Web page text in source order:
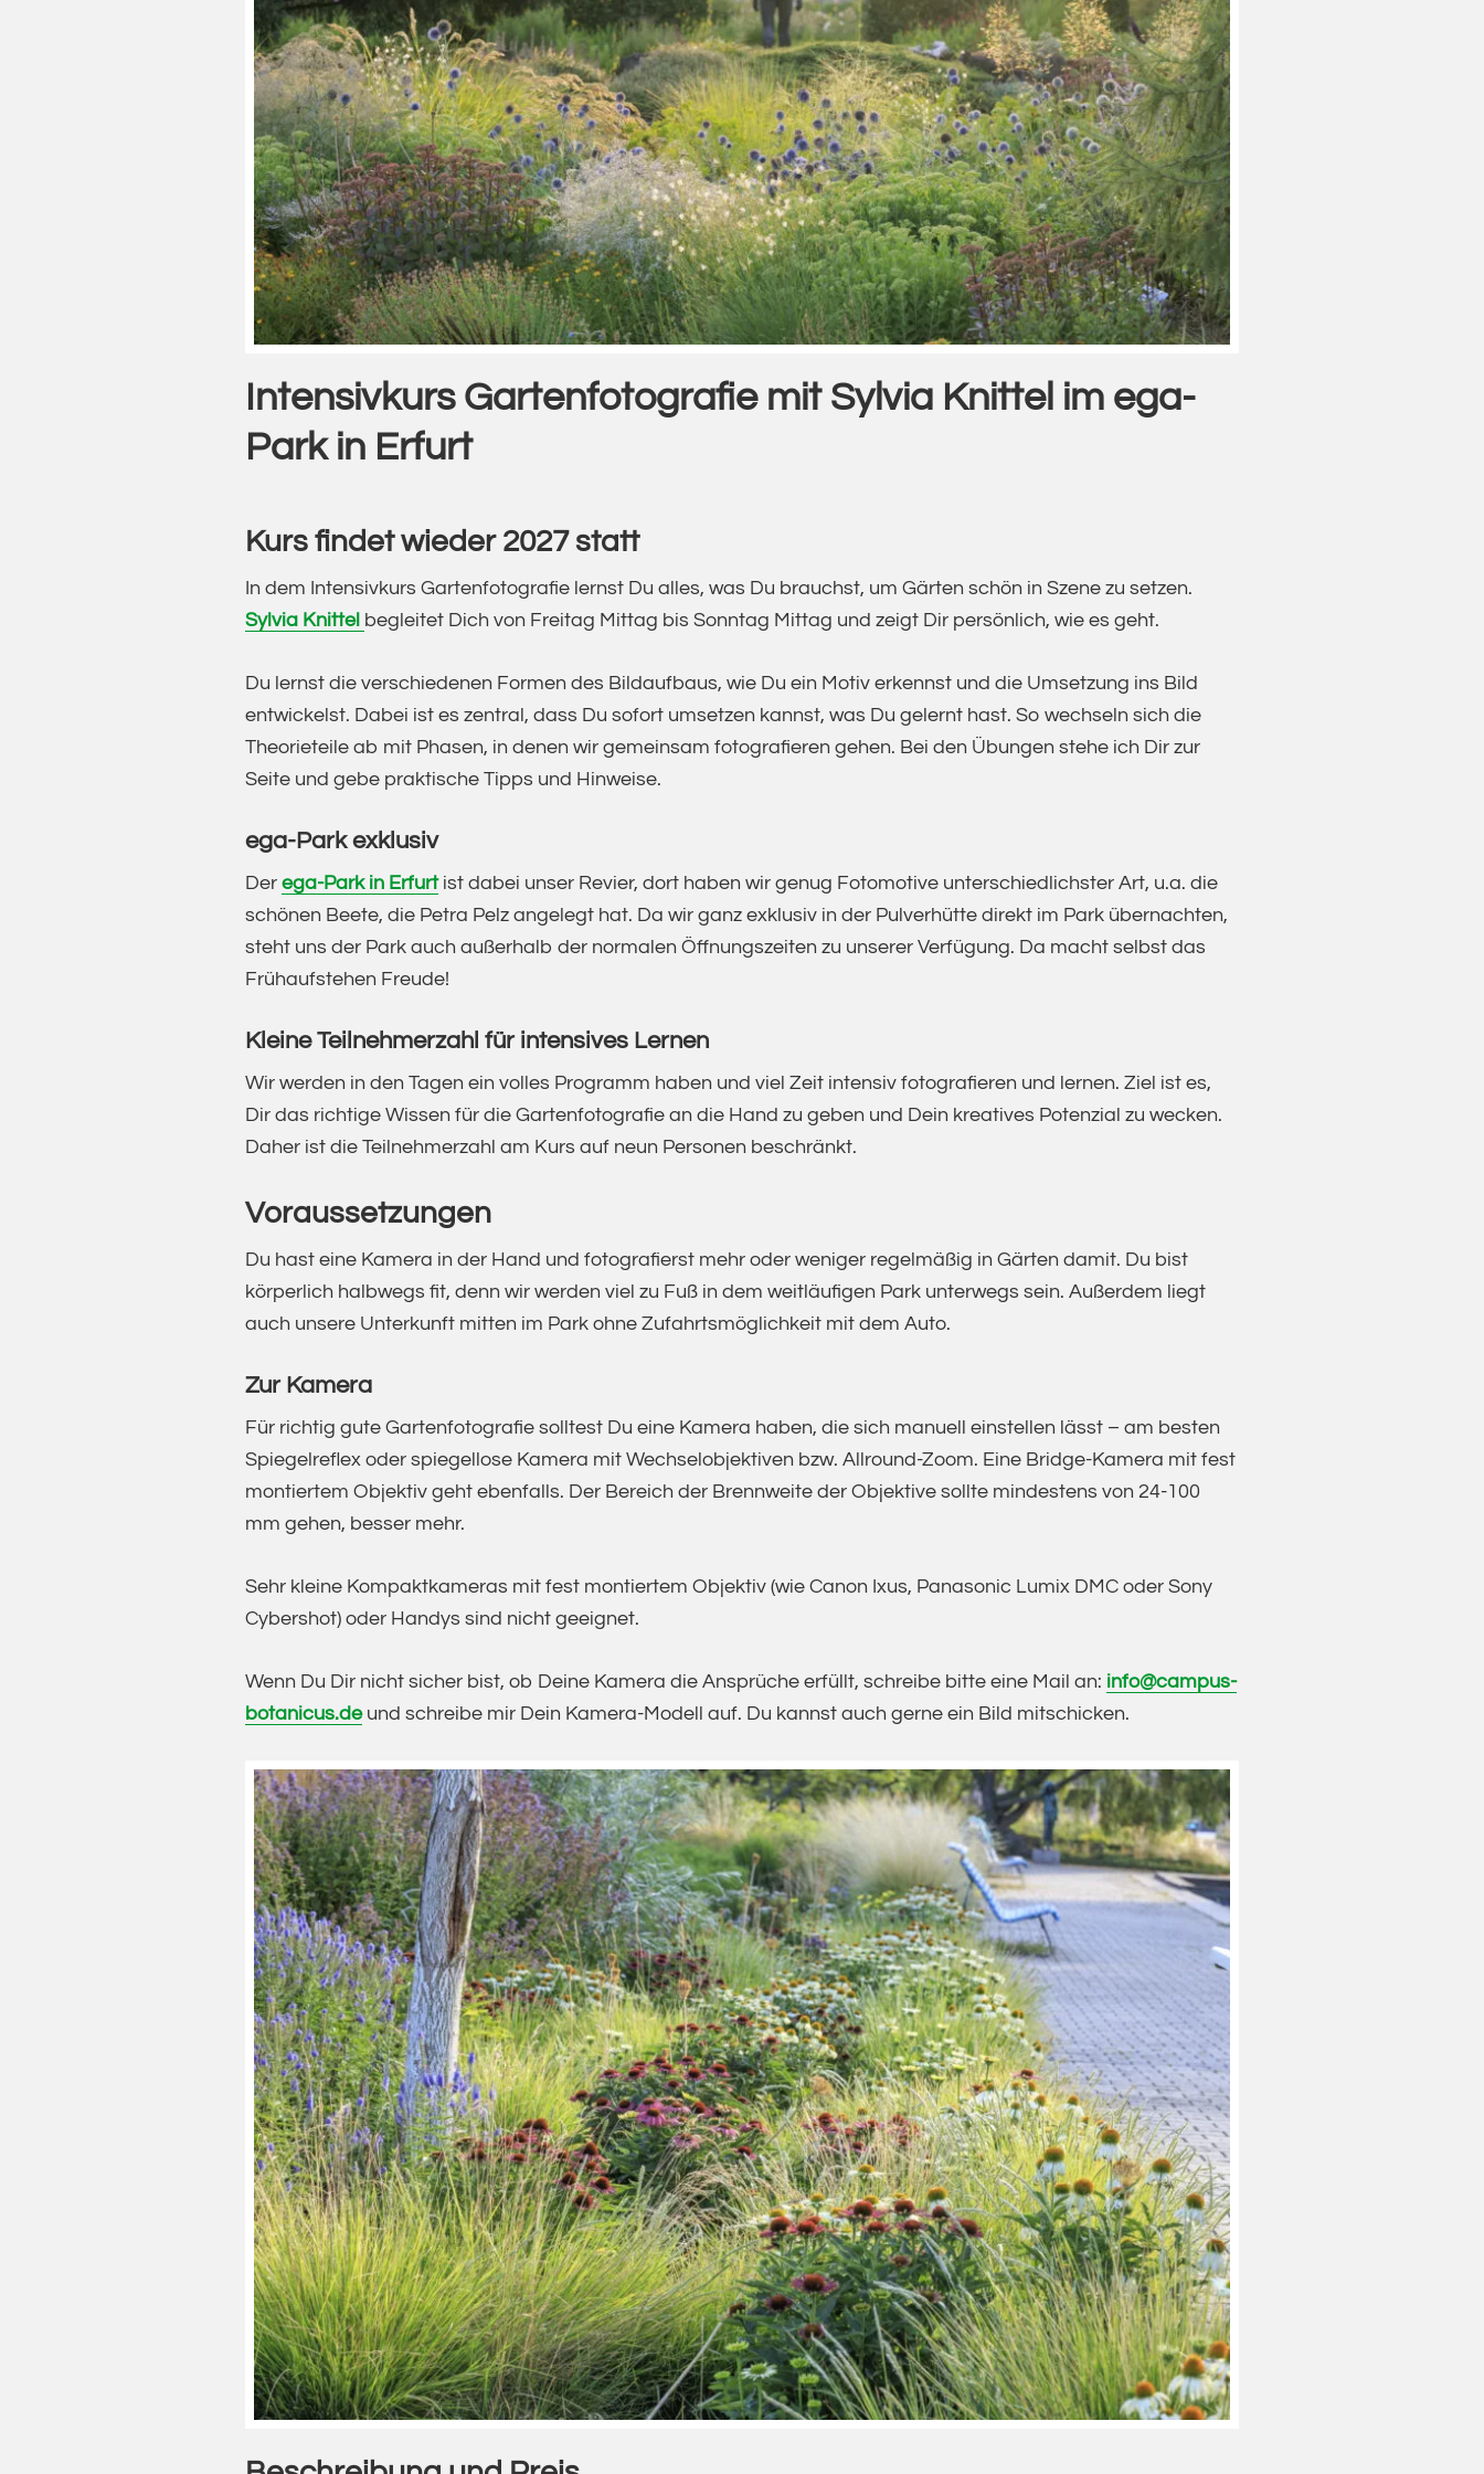
Intensivkurs Gartenfotografie mit Sylvia Knittel im ega-
Park in Erfurt
Kurs findet wieder 2027 statt
In dem Intensivkurs Gartenfotografie lernst Du alles, was Du brauchst, um Gärten schön in Szene zu setzen.
Sylvia Knittel begleitet Dich von Freitag Mittag bis Sonntag Mittag und zeigt Dir persönlich, wie es geht.
Du lernst die verschiedenen Formen des Bildaufbaus, wie Du ein Motiv erkennst und die Umsetzung ins Bild
entwickelst. Dabei ist es zentral, dass Du sofort umsetzen kannst, was Du gelernt hast. So wechseln sich die
Theorieteile ab mit Phasen, in denen wir gemeinsam fotografieren gehen. Bei den Übungen stehe ich Dir zur
Seite und gebe praktische Tipps und Hinweise.
ega-Park exklusiv
Der ega-Park in Erfurtist dabei unser Revier, dort haben wir genug Fotomotive unterschiedlichster Art, u.a. die
schönen Beete, die Petra Pelz angelegt hat. Da wir ganz exklusiv in der Pulverhütte direkt im Park übernachten,
steht uns der Park auch außerhalb der normalen Öffnungszeiten zu unserer Verfügung. Da macht selbst das
Frühaufstehen Freude!
Kleine Teilnehmerzahl für intensives Lernen
Wir werden in den Tagen ein volles Programm haben und viel Zeit intensiv fotografieren und lernen. Ziel ist es,
Dir das richtige Wissen für die Gartenfotografie an die Hand zu geben und Dein kreatives Potenzial zu wecken.
Daher ist die Teilnehmerzahl am Kurs auf neun Personen beschränkt.
Voraussetzungen
Du hast eine Kamera in der Hand und fotografierst mehr oder weniger regelmäßig in Gärten damit. Du bist
körperlich halbwegs fit, denn wir werden viel zu Fuß in dem weitläufigen Park unterwegs sein. Außerdem liegt
auch unsere Unterkunft mitten im Park ohne Zufahrtsmöglichkeit mit dem Auto.
Zur Kamera
Für richtig gute Gartenfotografie solltest Du eine Kamera haben, die sich manuell einstellen lässt – am besten
Spiegelreflex oder spiegellose Kamera mit Wechselobjektiven bzw. Allround-Zoom. Eine Bridge-Kamera mit fest
montiertem Objektiv geht ebenfalls. Der Bereich der Brennweite der Objektive sollte mindestens von 24-100
mm gehen, besser mehr.
Sehr kleine Kompaktkameras mit fest montiertem Objektiv (wie Canon Ixus, Panasonic Lumix DMC oder Sony
Cybershot) oder Handys sind nicht geeignet.
Wenn Du Dir nicht sicher bist, ob Deine Kamera die Ansprüche erfüllt, schreibe bitte eine Mail an: info@campus-
botanicus.deund schreibe mir Dein Kamera-Modell auf. Du kannst auch gerne ein Bild mitschicken.